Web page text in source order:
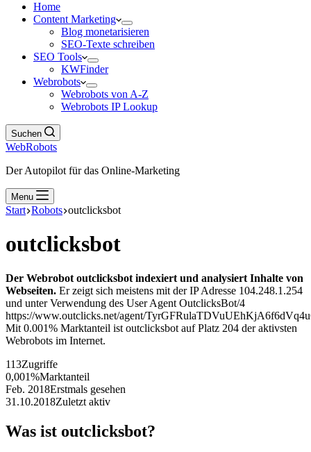
Home
Content Marketing
Blog monetarisieren
SEO-Texte schreiben
SEO Tools
KWFinder
Webrobots
Webrobots von A-Z
Webrobots IP Lookup
Suchen
WebRobots
Der Autopilot für das Online-Marketing
Menu
Start Robots outclicksbot
outclicksbot
Der Webrobot outclicksbot indexiert und analysiert Inhalte von
Webseiten. Er zeigt sich meistens mit der IP Adresse 104.248.1.254
und unter Verwendung des User Agent OutclicksBot/4
https://www.outclicks.net/agent/
Mit 0.001% Marktanteil ist outclicksbot auf Platz 204 der aktivsten
Webrobots im Internet.
113Zugriffe
0,001%Marktanteil
Feb. 2018Erstmals gesehen
31.10.2018Zuletzt aktiv
Was ist outclicksbot?